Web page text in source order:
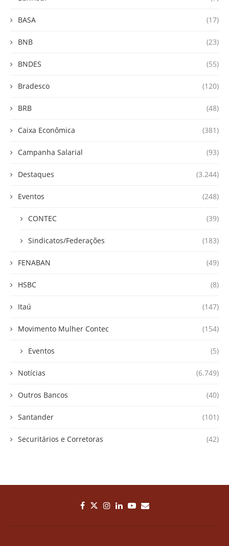
BASA (17)
BNB (23)
BNDES (55)
Bradesco (120)
BRB (48)
Caixa Econômica (381)
Campanha Salarial (93)
Destaques (3.244)
Eventos (248)
CONTEC (39)
Sindicatos/Federações (183)
FENABAN (49)
HSBC (8)
Itaú (147)
Movimento Mulher Contec (154)
Eventos (5)
Notícias (6.749)
Outros Bancos (40)
Santander (101)
Securitários e Corretoras (42)